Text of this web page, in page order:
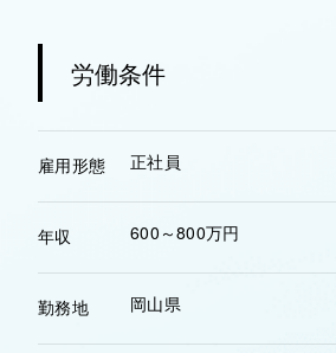
労働条件
雇用形態 正社員
年収 600～800万円
勤務地 岡山県